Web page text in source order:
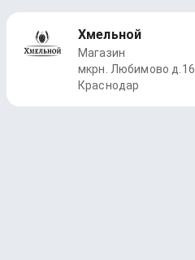
Хмельной
Магазин
мкрн. Любимово д.16
Краснодар